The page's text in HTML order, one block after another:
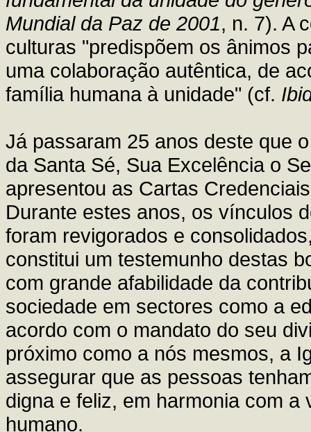
Mundial da Paz de 2001, n. 7). A
culturas "predispõem os ânimos
uma colaboração autêntica, de
família humana à unidade" (cf.
Já passaram 25 anos deste que
da Santa Sé, Sua Excelência o
apresentou as Cartas
Durante estes anos, os vínculos
foram revigorados e
constitui um testemunho destas
com grande afabilidade da
sociedade em sectores como a
acordo com o mandato do seu
próximo como a nós mesmos, a
assegurar que as pessoas
digna e feliz, em harmonia com
humano.